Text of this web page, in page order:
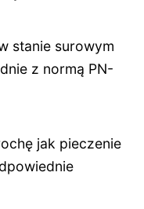
stanie surowym
z normą PN-
jak pieczenie